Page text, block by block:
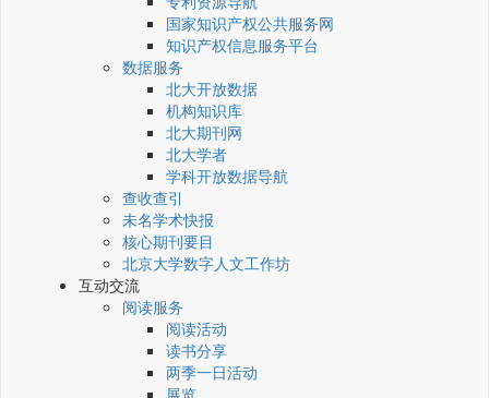
国家知识产权公共服务网
知识产权信息服务平台
数据服务
北大开放数据
机构知识库
北大期刊网
北大学者
学科开放数据导航
查收查引
未名学术快报
核心期刊要目
北京大学数字人文工作坊
互动交流
阅读服务
阅读活动
读书分享
两季一日活动